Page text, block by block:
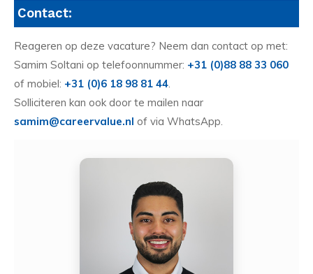
Contact:
Reageren op deze vacature? Neem dan contact op met:
Samim Soltani op telefoonnummer: +31 (0)88 88 33 060
of mobiel: +31 (0)6 18 98 81 44.
Solliciteren kan ook door te mailen naar
samim@careervalue.nl of via WhatsApp.